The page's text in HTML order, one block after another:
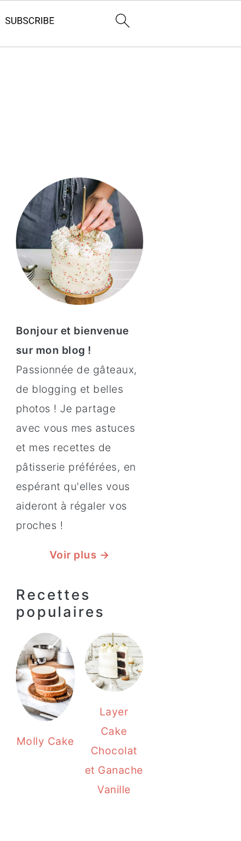
principale
Bonjour et bienvenue
sur mon blog !
Passionnée de gâteaux,
de blogging et belles
photos ! Je partage
avec vous mes astuces
et mes recettes de
pâtisserie préférées, en
espérant qu'elles vous
aideront à régaler vos
proches !
Voir plus →
Recettes
populaires
Molly Cake
Layer
Cake
Chocolat
et Ganache
Vanille